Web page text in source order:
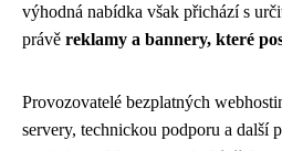
výhodná nabídka však přichází s
právě reklamy a bannery, které
Provozovatelé bezplatných
servery, technickou podporu a další